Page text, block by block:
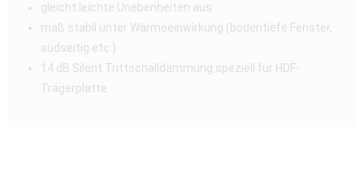
gleicht leichte Unebenheiten aus
maß stabil unter Wärmeeinwirkung (bodentiefe Fenster,
südseitig etc.)
14 dB Silent Trittschalldämmung speziell für HDF-
Trägerplatte